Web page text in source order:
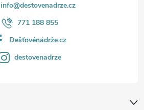
info@destovenadrze.cz
771 188 855
Dešťovénádrže.cz
destovenadrze